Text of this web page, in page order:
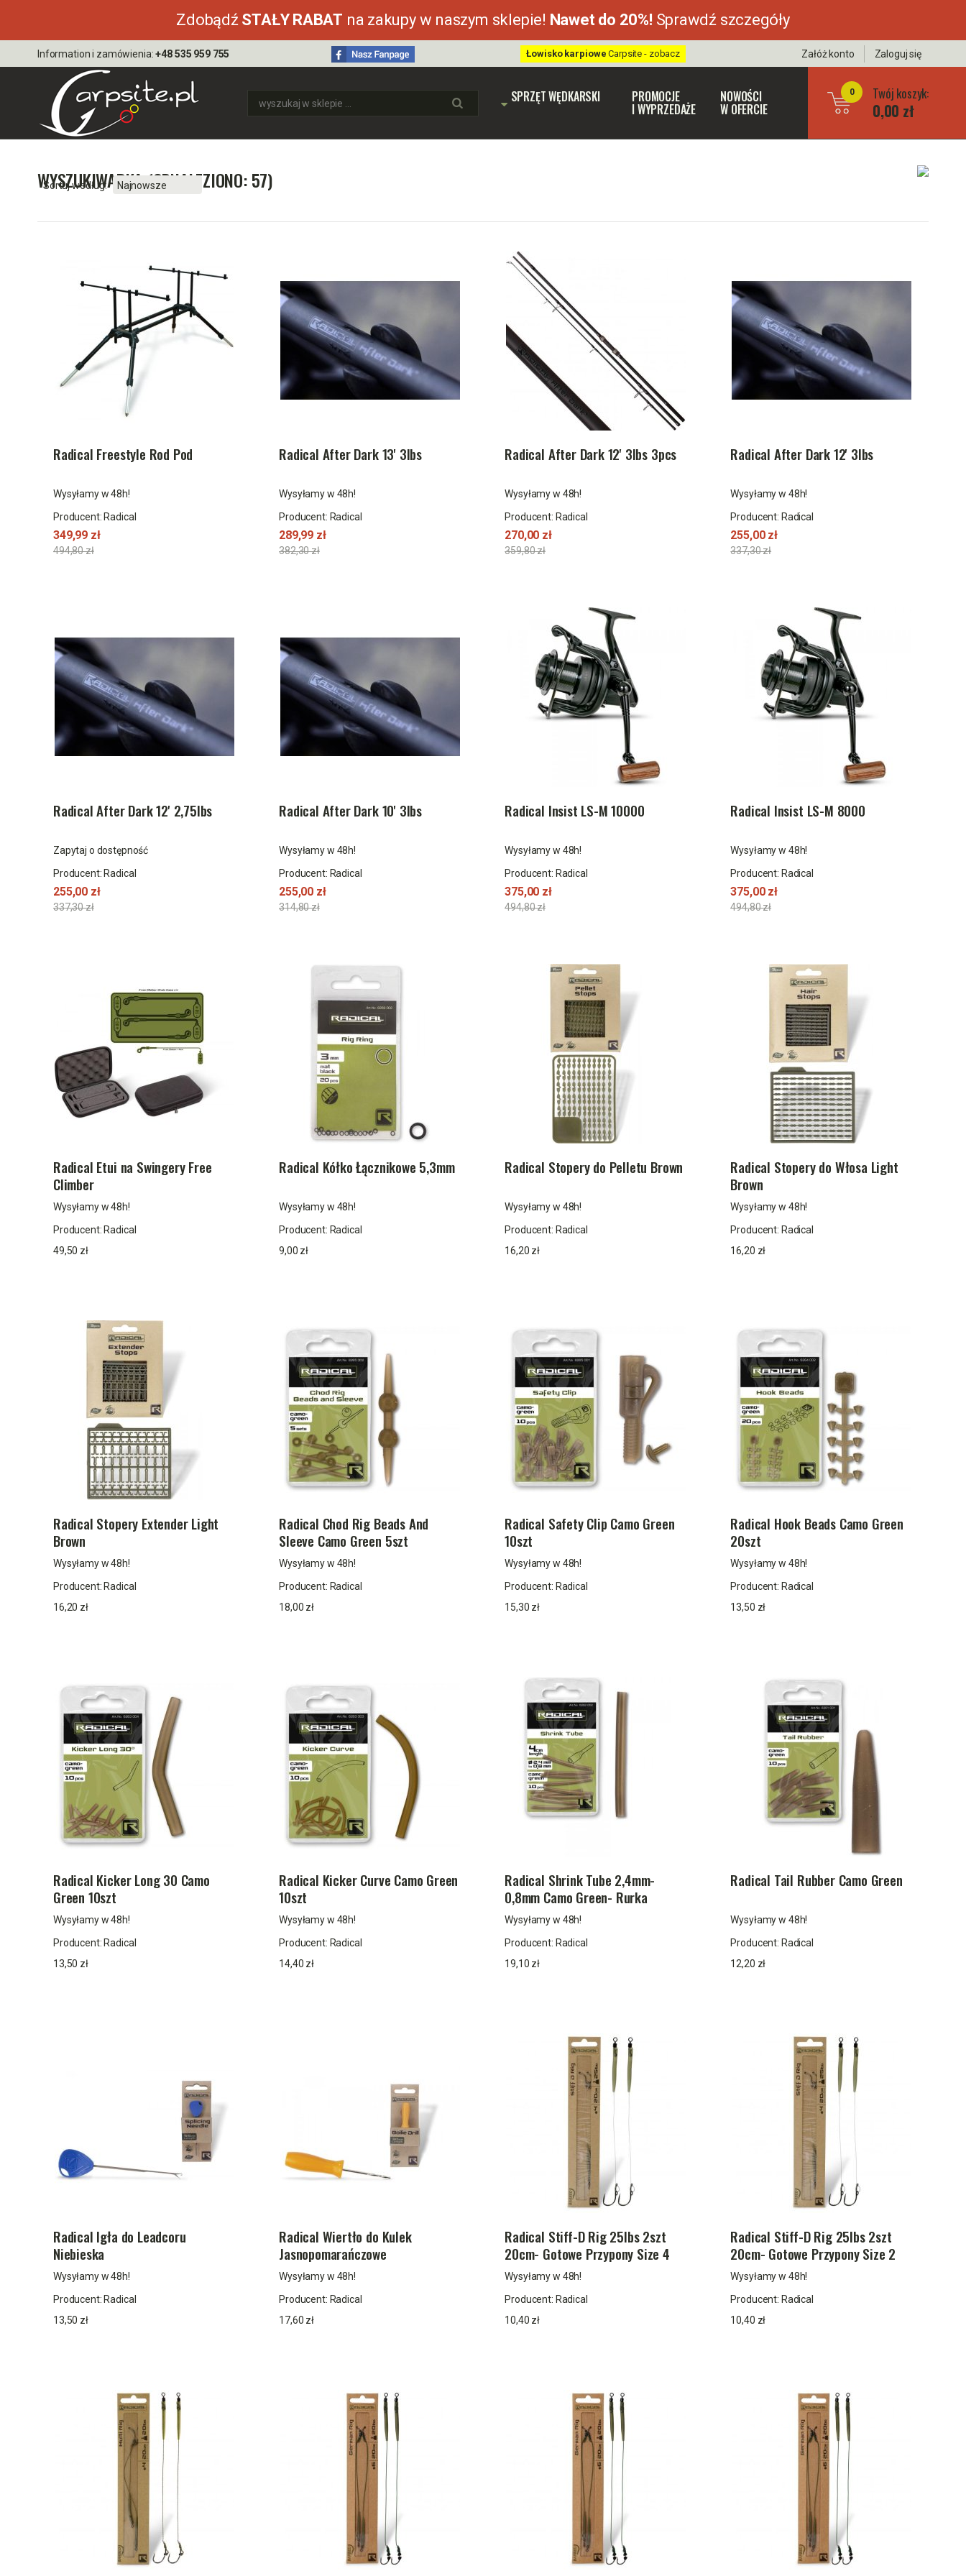
Zdobądź STAŁY RABAT na zakupy w naszym sklepie! Nawet do 20%! Sprawdź szczegóły
Information i zamówienia:+48 535 959 755 Łowisko karpiowe Carpsite - zobacz Załóż konto Zaloguj się
SPRZĘT WĘDKARSKI PROMOCJE
I WYPRZEDAŻE
NOWOŚCI
W OFERCIE
Twój koszyk:
0,00 zł
0
WYSZUKIWARKA (ODNALEZIONO: 57)
Sortuj według:
Radical Freestyle Rod Pod
Wysyłamy w 48h!
Producent: Radical
349,99 zł
494,80 zł
Radical After Dark 13' 3lbs
Wysyłamy w 48h!
Producent: Radical
289,99 zł
382,30 zł
Radical After Dark 12' 3lbs 3pcs
Wysyłamy w 48h!
Producent: Radical
270,00 zł
359,80 zł
Radical After Dark 12' 3lbs
Wysyłamy w 48h!
Producent: Radical
255,00 zł
337,30 zł
Radical After Dark 12' 2,75lbs
Zapytaj o dostępność
Producent: Radical
255,00 zł
337,30 zł
Radical After Dark 10' 3lbs
Wysyłamy w 48h!
Producent: Radical
255,00 zł
314,80 zł
Radical Insist LS-M 10000
Wysyłamy w 48h!
Producent: Radical
375,00 zł
494,80 zł
Radical Insist LS-M 8000
Wysyłamy w 48h!
Producent: Radical
375,00 zł
494,80 zł
Radical Etui na Swingery Free
Climber
Wysyłamy w 48h!
Producent: Radical
49,50 zł
Radical Kółko Łącznikowe 5,3mm
Wysyłamy w 48h!
Producent: Radical
9,00 zł
Radical Stopery do Pelletu Brown
Wysyłamy w 48h!
Producent: Radical
16,20 zł
Radical Stopery do Włosa Light
Brown
Wysyłamy w 48h!
Producent: Radical
16,20 zł
Radical Stopery Extender Light
Brown
Wysyłamy w 48h!
Producent: Radical
16,20 zł
Radical Chod Rig Beads And
Sleeve Camo Green 5szt
Wysyłamy w 48h!
Producent: Radical
18,00 zł
Radical Safety Clip Camo Green
10szt
Wysyłamy w 48h!
Producent: Radical
15,30 zł
Radical Hook Beads Camo Green
20szt
Wysyłamy w 48h!
Producent: Radical
13,50 zł
Radical Kicker Long 30 Camo
Green 10szt
Wysyłamy w 48h!
Producent: Radical
13,50 zł
Radical Kicker Curve Camo Green
10szt
Wysyłamy w 48h!
Producent: Radical
14,40 zł
Radical Shrink Tube 2,4mm-
0,8mm Camo Green- Rurka
termokurczliwa
Wysyłamy w 48h!
Producent: Radical
19,10 zł
Radical Tail Rubber Camo Green
Wysyłamy w 48h!
Producent: Radical
12,20 zł
Radical Igła do Leadcoru
Niebieska
Wysyłamy w 48h!
Producent: Radical
13,50 zł
Radical Wiertło do Kulek
Jasnopomarańczowe
Wysyłamy w 48h!
Producent: Radical
17,60 zł
Radical Stiff-D Rig 25lbs 2szt
20cm- Gotowe Przypony Size 4
Wysyłamy w 48h!
Producent: Radical
10,40 zł
Radical Stiff-D Rig 25lbs 2szt
20cm- Gotowe Przypony Size 2
Wysyłamy w 48h!
Producent: Radical
10,40 zł